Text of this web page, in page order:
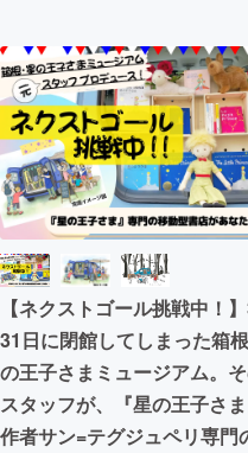
テクノロジー・
映像・映画
ビジネス・起業
まちづくり・地
CAMPFIRE for Social
CAMPFIREふるさと
【ネクストゴール挑戦中！
31日に閉館してしまった箱
の王子さまミュージアム。
スタッフが、『星の王子さ
作者サン=テグジュペリ専門